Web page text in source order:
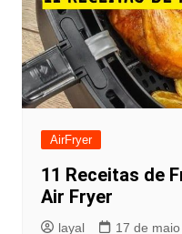
AirFryer
11 Receitas de
Air Fryer
layal 17 de